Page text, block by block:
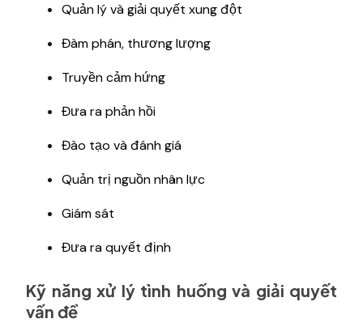
Quản lý và giải quyết xung đột
Đàm phán, thương lượng
Truyền cảm hứng
Đưa ra phản hồi
Đào tạo và đánh giá
Quản trị nguồn nhân lực
Giám sát
Đưa ra quyết định
Kỹ năng xử lý tình huống và giải quyết
vấn đề